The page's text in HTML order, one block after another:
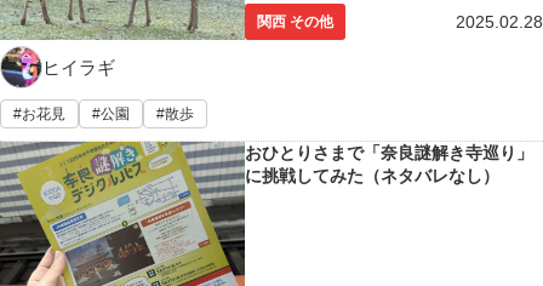
関西 その他 2025.02.28
ヒイラギ
お花見 公園 散歩
おひとりさまで「奈良謎解き寺巡り」
に挑戦してみた（ネタバレなし）